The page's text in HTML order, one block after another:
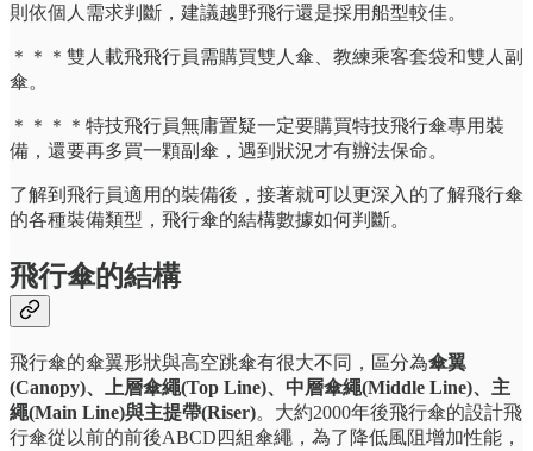
則依個人需求判斷，建議越野飛行還是採用船型較佳。
＊＊＊雙人載飛飛行員需購買雙人傘、教練乘客套袋和雙人副
傘。
＊＊＊＊特技飛行員無庸置疑一定要購買特技飛行傘專用裝
備，還要再多買一顆副傘，遇到狀況才有辦法保命。
了解到飛行員適用的裝備後，接著就可以更深入的了解飛行傘
的各種裝備類型，飛行傘的結構數據如何判斷。
飛行傘的結構
飛行傘的傘翼形狀與高空跳傘有很大不同，區分為傘翼
(Canopy)、上層傘繩(Top Line)、中層傘繩(Middle Line)、主
繩(Main Line)與主提帶(Riser)。大約2000年後飛行傘的設計飛
行傘從以前的前後ABCD四組傘繩，為了降低風阻增加性能，